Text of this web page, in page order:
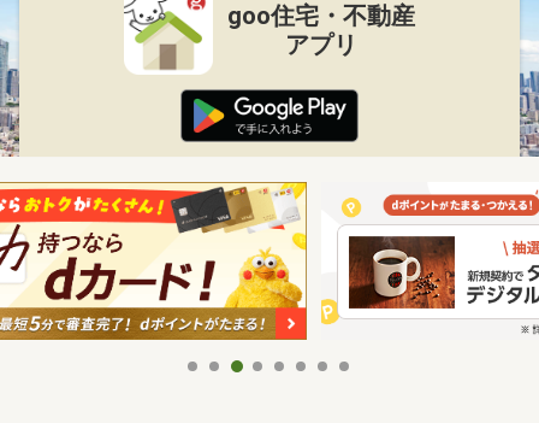
goo住宅・不動産
アプリ